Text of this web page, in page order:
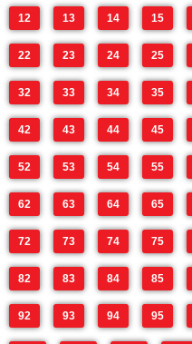
12 13 14 15
22 23 24 25
32 33 34 35
42 43 44 45
52 53 54 55
62 63 64 65
72 73 74 75
82 83 84 85
92 93 94 95